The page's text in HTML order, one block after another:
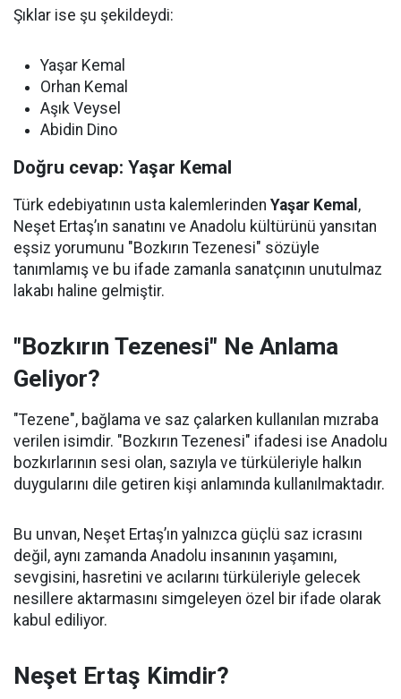
Şıklar ise şu şekildeydi:
Yaşar Kemal
Orhan Kemal
Aşık Veysel
Abidin Dino
Doğru cevap: Yaşar Kemal
Türk edebiyatının usta kalemlerinden Yaşar Kemal ,
Neşet Ertaş’ın sanatını ve Anadolu kültürünü yansıtan
eşsiz yorumunu "Bozkırın Tezenesi" sözüyle
tanımlamış ve bu ifade zamanla sanatçının unutulmaz
lakabı haline gelmiştir.
"Bozkırın Tezenesi" Ne Anlama
Geliyor?
"Tezene", bağlama ve saz çalarken kullanılan mızraba
verilen isimdir. "Bozkırın Tezenesi" ifadesi ise Anadolu
bozkırlarının sesi olan, sazıyla ve türküleriyle halkın
duygularını dile getiren kişi anlamında kullanılmaktadır.
Bu unvan, Neşet Ertaş’ın yalnızca güçlü saz icrasını
değil, aynı zamanda Anadolu insanının yaşamını,
sevgisini, hasretini ve acılarını türküleriyle gelecek
nesillere aktarmasını simgeleyen özel bir ifade olarak
kabul ediliyor.
Neşet Ertaş Kimdir?